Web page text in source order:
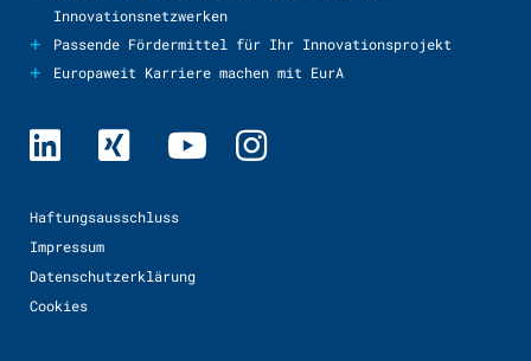
Innovationsnetzwerken
+ Passende Fördermittel für Ihr Innovationsprojekt
+ Europaweit Karriere machen mit EurA
Haftungsausschluss
Impressum
Datenschutzerklärung
Cookies